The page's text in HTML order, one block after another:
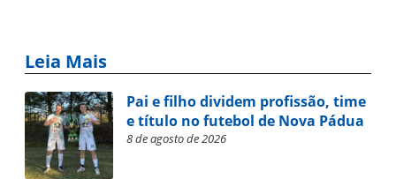
Leia Mais
Pai e filho dividem profissão, time
e título no futebol de Nova Pádua
8 de agosto de 2026